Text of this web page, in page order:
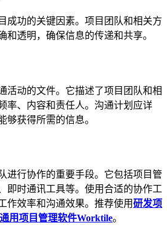
成功的关键因素。项目团队和相关方
和透明，确保信息的传递和共享。
活动的文件。它描述了项目团队和相
率、内容和责任人。沟通计划应详
够获得所需的信息。
进行协作的重要手段。它包括项目管
即时通讯工具等。使用合适的协作工
作效率和沟通效果。推荐使用研发项
通用项目管理软件Worktile。